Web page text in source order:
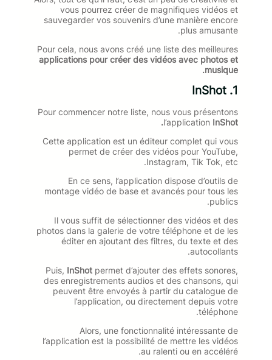
vous pourrez créer de magnifiques vidéos et
sauvegarder vos souvenirs d’une manière encore
plus amusante.
Pour cela, nous avons créé une liste des meilleures
applications pour créer des vidéos avec photos et
musique.
1.
InShot
Pour commencer notre liste, nous vous présentons
l’application InShot.
Cette application est un éditeur complet qui vous
permet de créer des vidéos pour YouTube,
Instagram, Tik Tok, etc.
En ce sens, l’application dispose d’outils de
montage vidéo de base et avancés pour tous les
publics.
Il vous suffit de sélectionner des vidéos et des
photos dans la galerie de votre téléphone et de les
éditer en ajoutant des filtres, du texte et des
autocollants.
Puis, InShot permet d’ajouter des effets sonores,
des enregistrements audios et des chansons, qui
peuvent être envoyés à partir du catalogue de
l’application, ou directement depuis votre
téléphone.
Alors, une fonctionnalité intéressante de
l’application est la possibilité de mettre les vidéos
au ralenti ou en accéléré.